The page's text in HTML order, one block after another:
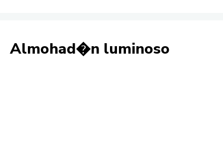
Almohad�n luminoso